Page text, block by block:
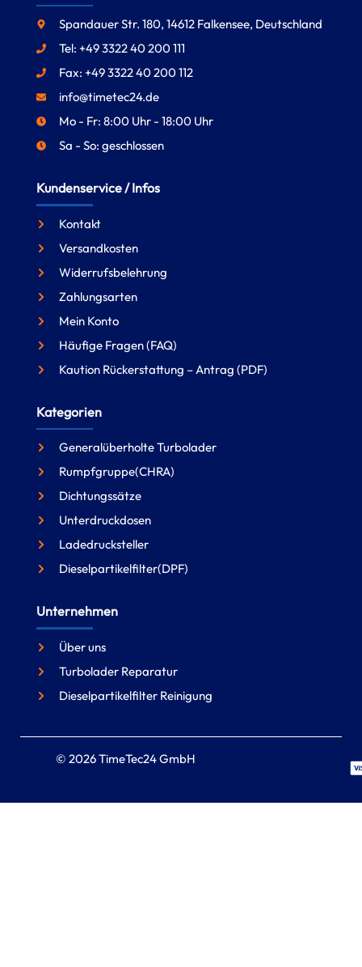
Spandauer Str. 180, 14612 Falkensee, Deutschland
Tel: +49 3322 40 200 111
Fax: +49 3322 40 200 112
info@timetec24.de
Mo - Fr: 8:00 Uhr - 18:00 Uhr
Sa - So: geschlossen
Kundenservice / Infos
Kontakt
Versandkosten
Widerrufsbelehrung
Zahlungsarten
Mein Konto
Häufige Fragen (FAQ)
Kaution Rückerstattung – Antrag (PDF)
Kategorien
Generalüberholte Turbolader
Rumpfgruppe(CHRA)
Dichtungssätze
Unterdruckdosen
Ladedrucksteller
Dieselpartikelfilter(DPF)
Unternehmen
Über uns
Turbolader Reparatur
Dieselpartikelfilter Reinigung
© 2026 TimeTec24 GmbH